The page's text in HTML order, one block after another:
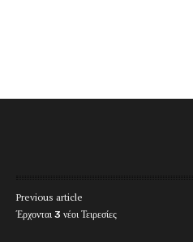
Previous article
Έρχονται 3 νέοι Τειρεσίες